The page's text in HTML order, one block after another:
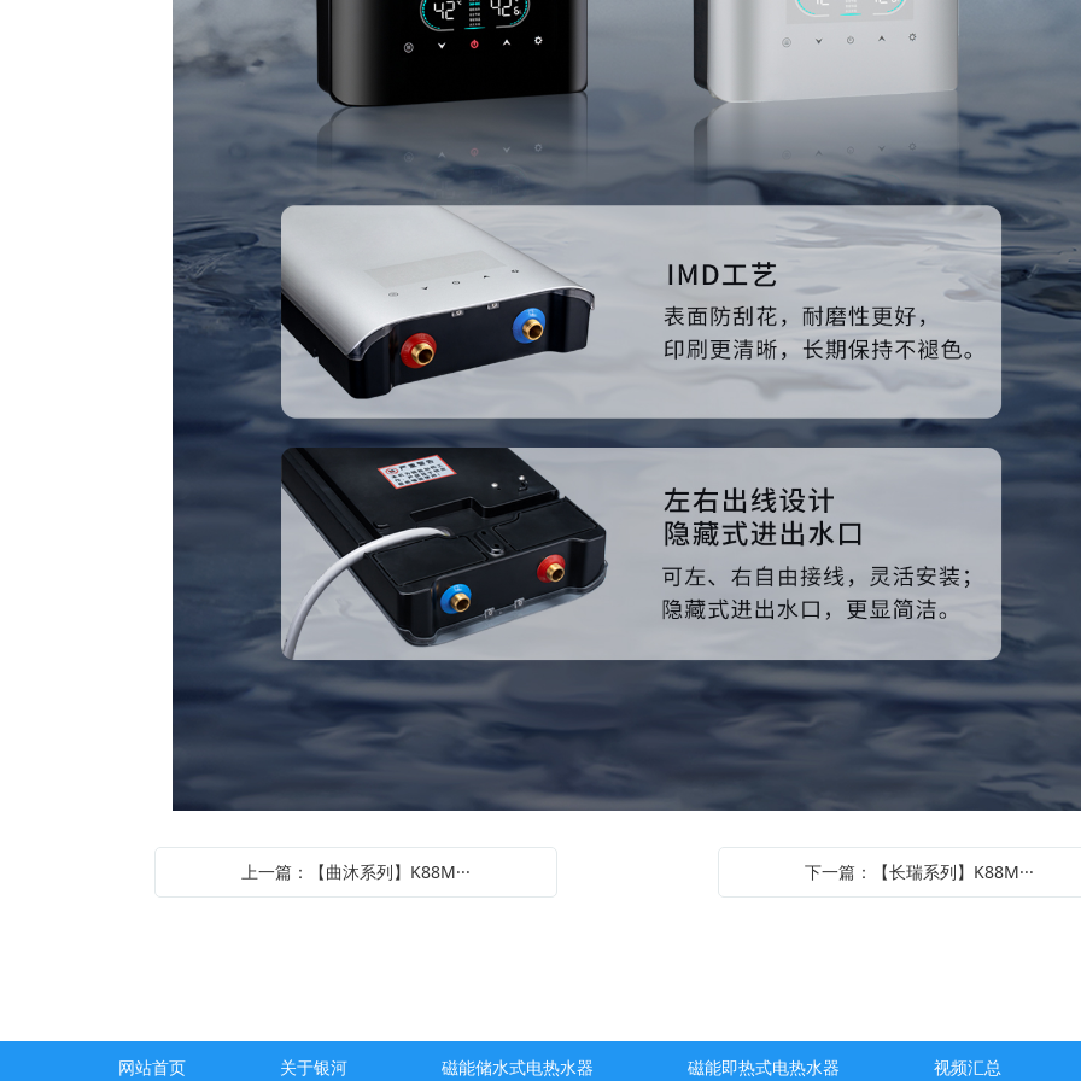
上一篇：【曲沐系列】K88M··· 下一篇：【长瑞系列】K88M···
网站首页 关于银河 磁能储水式电热水器 磁能即热式电热水器 视频汇总